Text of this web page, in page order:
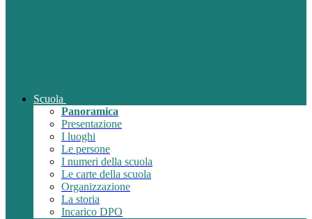
Scuola
Panoramica
Presentazione
I luoghi
Le persone
I numeri della scuola
Le carte della scuola
Organizzazione
La storia
Incarico DPO